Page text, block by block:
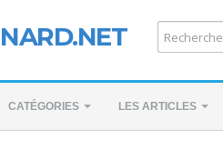
CATÉGORIES LES ARTICLES